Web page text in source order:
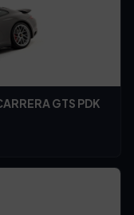
GTS PDK